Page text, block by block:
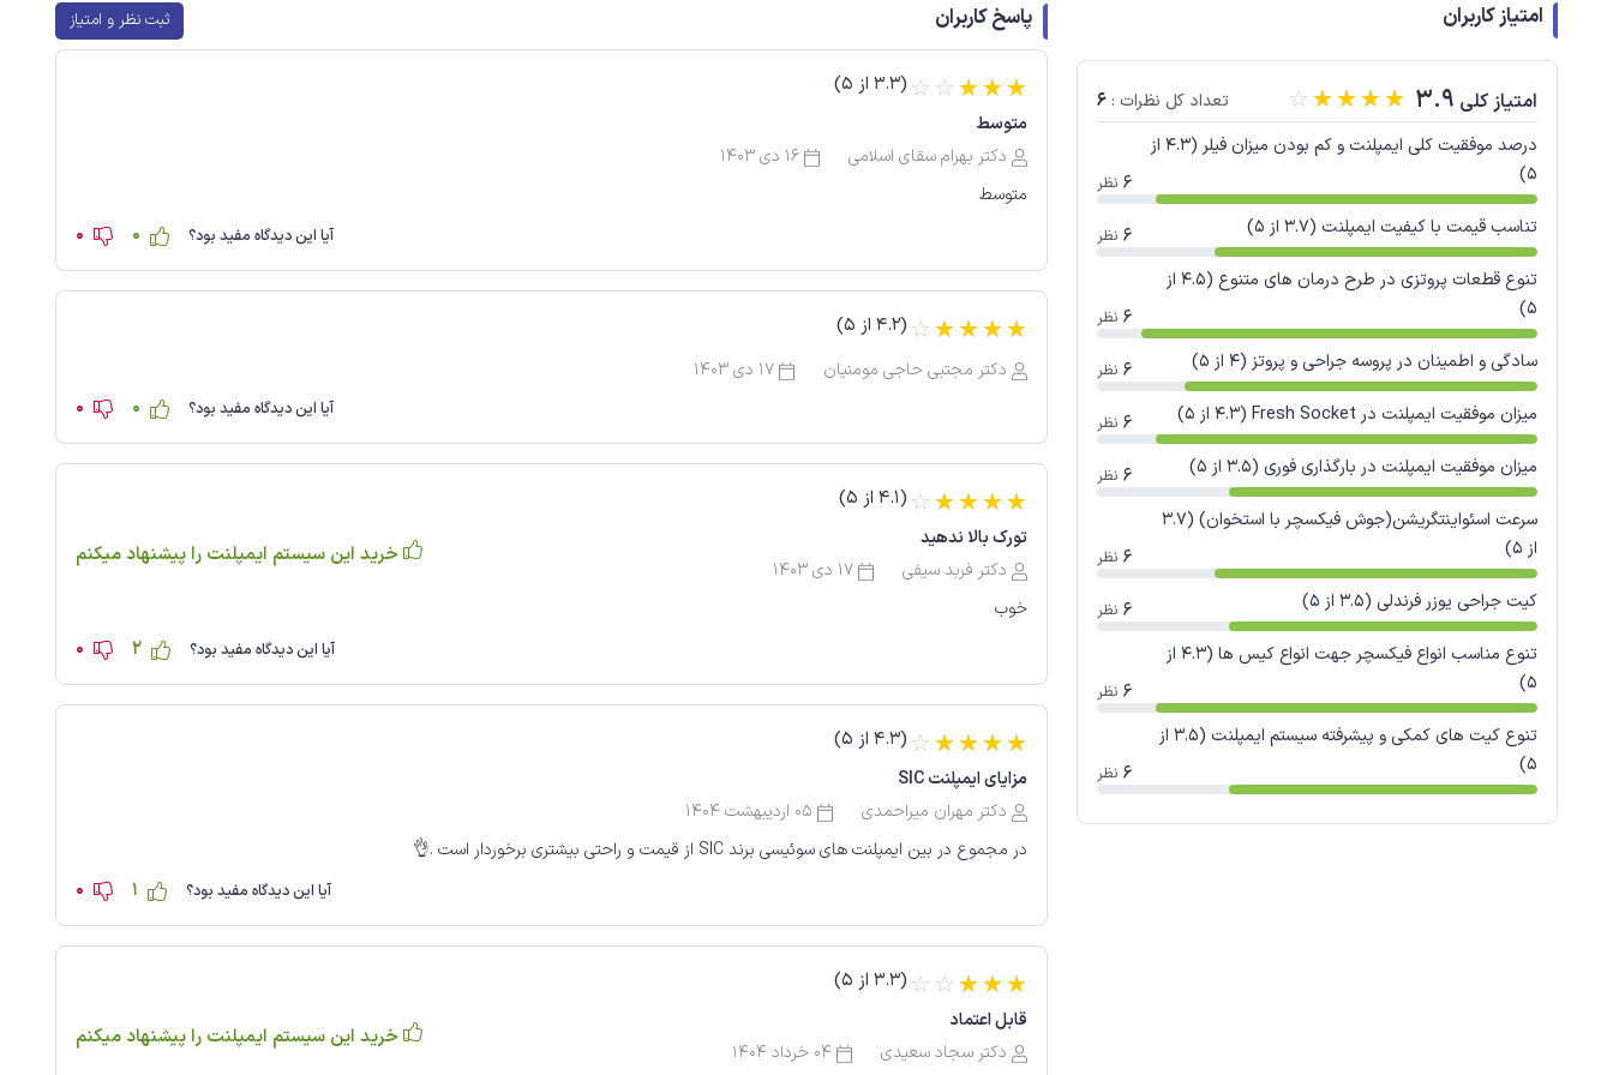
امتیاز کاربران
امتیاز کلی 3.9
☆☆☆☆☆ تعداد کل نظرات : 6
درصد موفقیت کلی ایمپلنت و کم بودن میزان فیلر (4.3 از
5)
6 نظر
تناسب قیمت با کیفیت ایمپلنت (3.7 از 5) 6 نظر
تنوع قطعات پروتزی در طرح درمان های متنوع (4.5 از
5)
6 نظر
سادگی و اطمینان در پروسه جراحی و پروتز (4 از 5) 6 نظر
میزان موفقیت ایمپلنت در Fresh Socket (4.3 از 5) 6 نظر
میزان موفقیت ایمپلنت در بارگذاری فوری (3.5 از 5) 6 نظر
سرعت اسئواینتگریشن(جوش فیکسچر با استخوان) (3.7
از 5)
6 نظر
کیت جراحی یوزر فرندلی (3.5 از 5) 6 نظر
تنوع مناسب انواع فیکسچر جهت انواع کیس ها (4.3 از
5)
6 نظر
تنوع کیت های کمکی و پیشرفته سیستم ایمپلنت (3.5 از
5)
6 نظر
پاسخ کاربران ثبت نظر و امتیاز
(3.3 از 5) ☆ ☆☆☆☆
متوسط
دکتر بهرام سقای اسلامی
16 دی 1403
متوسط
آیا این دیدگاه مفید بود؟ 0
0
(4.2 از 5) ☆☆☆☆☆
دکتر مجتبی حاجی مومنیان 17 دی 1403
آیا این دیدگاه مفید بود؟ 0
0
(4.1 از 5) ☆☆☆☆☆
تورک بالا ندهید
دکتر فربد سیفی
17 دی 1403
خرید این سیستم ایمپلنت را پیشنهاد میکنم
خوب
آیا این دیدگاه مفید بود؟ 2
0
(4.3 از 5) ☆☆☆☆☆
مزایای ایمپلنت SIC
دکتر مهران میراحمدی
05 اردیبهشت 1404
در مجموع در بین ایمپلنت های سوئیسی برند SIC از قیمت و راحتی بیشتری برخوردار است .👌
آیا این دیدگاه مفید بود؟ 1
0
(3.3 از 5) ☆ ☆☆☆☆
قابل اعتماد
دکتر سجاد سعیدی
04 خرداد 1404
خرید این سیستم ایمپلنت را پیشنهاد میکنم